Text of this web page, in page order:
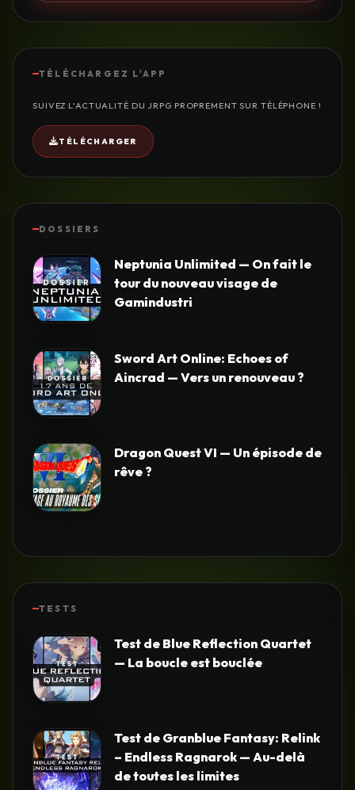
TÉLÉCHARGEZ L'APP
SUIVEZ L'ACTUALITÉ DU JRPG PROPREMENT SUR TÉLÉPHONE !
TÉLÉCHARGER
DOSSIERS
Neptunia Unlimited — On fait le
tour du nouveau visage de
Gamindustri
Sword Art Online: Echoes of
Aincrad — Vers un renouveau ?
Dragon Quest VI — Un épisode de
rêve ?
TESTS
Test de Blue Reflection Quartet
— La boucle est bouclée
Test de Granblue Fantasy: Relink
– Endless Ragnarok — Au-delà
de toutes les limites